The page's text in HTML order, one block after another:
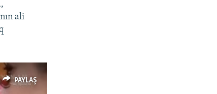
ali
PAYLAŞ